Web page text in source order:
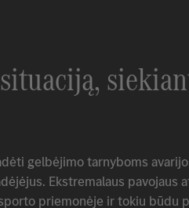
gelbėjimo tarnyboms
Ekstremalaus pavojaus
priemonėje ir tokiu būdu